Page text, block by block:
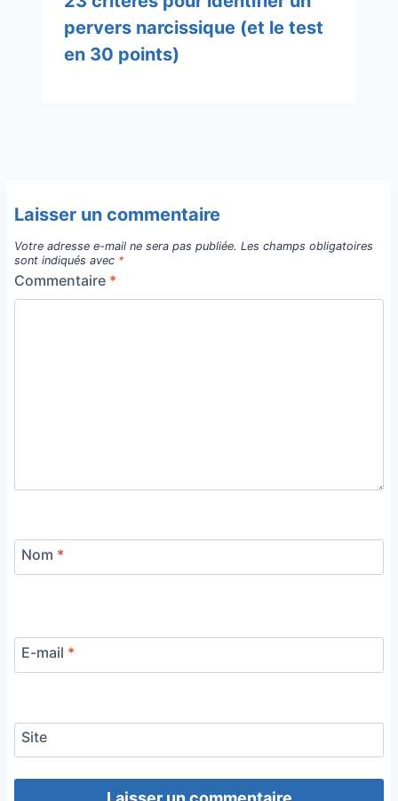
pervers narcissique (et le test
en 30 points)
Laisser un commentaire
Votre adresse e-mail ne sera pas publiée. Les champs obligatoires
sont indiqués avec *
Commentaire *
Nom *
E-mail *
Site